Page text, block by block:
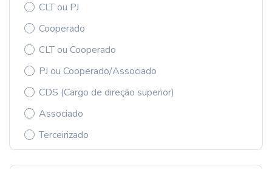
CLT ou PJ
Cooperado
CLT ou Cooperado
PJ ou Cooperado/Associado
CDS (Cargo de direção superior)
Associado
Terceirizado